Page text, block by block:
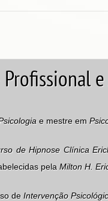
e mestre em
de Hipnose Clínica
pela Milton H.
de Intervenção